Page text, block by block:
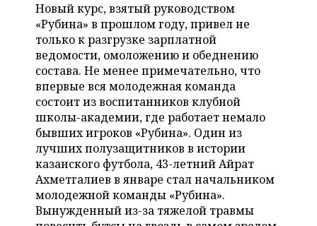
КОРОЛИ ГОСЗАКАЗА ПФО
ВУЗЫ ТАТАРСТАНА
КОМУ ПРИНАДЛЕЖАТ
ТОРГОВЫЕ ЦЕНТРЫ
ТАТАРСТАНА
ФИНАНСЫ
БАНКИ
БЮДЖЕТ
ИНВЕСТИЦИИ
НОВОСТИ
ПРОМЫШЛЕННОСТИ
АГРОПРОМ
МАШИНОСТРОЕНИЕ
НЕФТЕХИМИЯ
НЕФТЬ
ОПК
НЕДВИЖИМОСТЬ
НОВОСТИ НЕДВИЖИМОСТИ
АВТО
НОВОСТИ АВТО
БИЗНЕС
НОВОСТИ БИЗНЕСА
РОЗНИЧНАЯ ТОРГОВЛЯ
ТРАНСПОРТ
УСЛУГИ
ТЕХНОЛОГИИ
НОВОСТИ ТЕХНОЛОГИЙ
МЕДИА
МЕРОПРИЯТИЯ
НОВОСТИ МЕРОПРИЯТИЙ
ВЫЕЗДНАЯ РЕДАКЦИЯ
СПОРТ
НОВОСТИ СПОРТА
ОБЩЕСТВО
Новый курс, взятый руководством
«Рубина» в прошлом году, привел не
только к разгрузке зарплатной
ведомости, омоложению и обеднению
состава. Не менее примечательно, что
впервые вся молодежная команда
состоит из воспитанников клубной
школы-академии, где работает немало
бывших игроков «Рубина». Один из
лучших полузащитников в истории
казанского футбола, 43-летний Айрат
Ахметгалиев в январе стал начальником
молодежной команды «Рубина».
Вынужденный из-за тяжелой травмы